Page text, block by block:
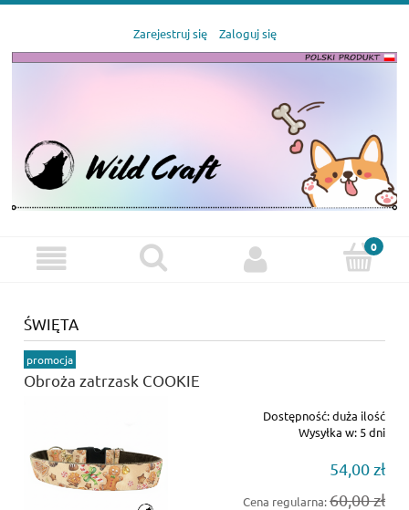
Zarejestruj się Zaloguj się
ŚWIĘTA
Obroża zatrzask COOKIE
Dostępność:duża ilość
Wysyłka w: 5 dni
54,00 zł
Cena regularna:60,00 zł
promocja